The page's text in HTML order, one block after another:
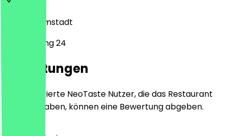
Darmstadt
Berliner Ring 24
Bewertungen
Nur registrierte NeoTaste Nutzer, die das Restaurant
besucht haben, können eine Bewertung abgeben.